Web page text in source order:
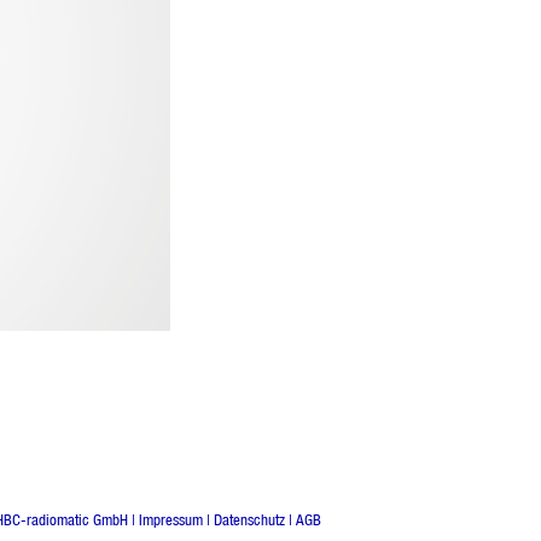
radiomatic GmbH | Impressum | Datenschutz | AGB